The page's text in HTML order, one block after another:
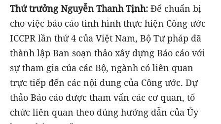
Thứ trưởng Nguyễn Thanh Tịnh: Để chuẩn bị
cho việc báo cáo tình hình thực hiện Công ước
ICCPR lần thứ 4 của Việt Nam, Bộ Tư pháp đã
thành lập Ban soạn thảo xây dựng Báo cáo với
sự tham gia của các Bộ, ngành có liên quan
trực tiếp đến các nội dung của Công ước. Dự
thảo Báo cáo được tham vấn các cơ quan, tổ
chức liên quan theo đúng hướng dẫn của Ủy